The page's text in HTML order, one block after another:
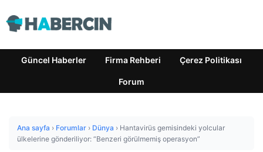
Güncel Haberler Firma Rehberi Çerez Politikası
Forum
Ana sayfa › Forumlar › Dünya › Hantavirüs gemisindeki yolcular
ülkelerine gönderiliyor: “Benzeri görülmemiş operasyon”